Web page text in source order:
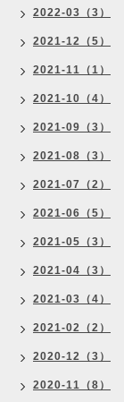
2022-03（3）
2021-12（5）
2021-11（1）
2021-10（4）
2021-09（3）
2021-08（3）
2021-07（2）
2021-06（5）
2021-05（3）
2021-04（3）
2021-03（4）
2021-02（2）
2020-12（3）
2020-11（8）